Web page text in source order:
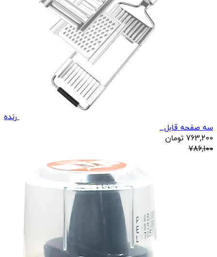
رنده
سه صفحه قابل...
763,200 تومان
786,100